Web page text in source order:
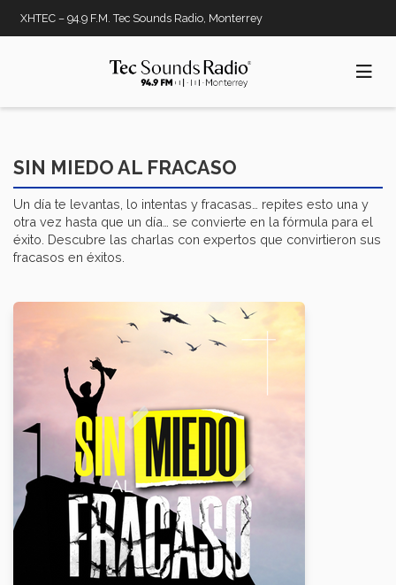
XHTEC – 94.9 F.M. Tec Sounds Radio, Monterrey
SIN MIEDO AL FRACASO
Un día te levantas, lo intentas y fracasas… repites esto una y
otra vez hasta que un día… se convierte en la fórmula para el
éxito. Descubre las charlas con expertos que convirtieron sus
fracasos en éxitos.